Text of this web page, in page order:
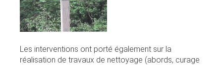
Les interventions ont porté également sur la
réalisation de travaux de nettoyage (abords, curage